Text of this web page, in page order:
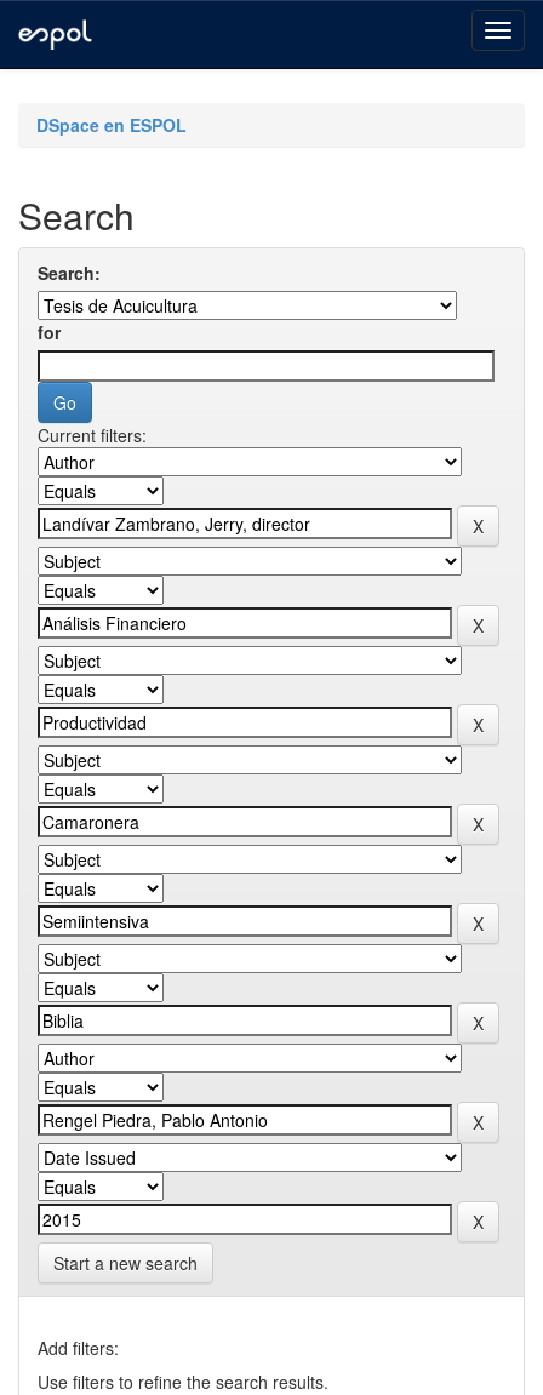
navigationDSpace en ESPOL
Search
Search:
for
Current filters:
Start a new search
Add filters:
Use filters to refine the search results.